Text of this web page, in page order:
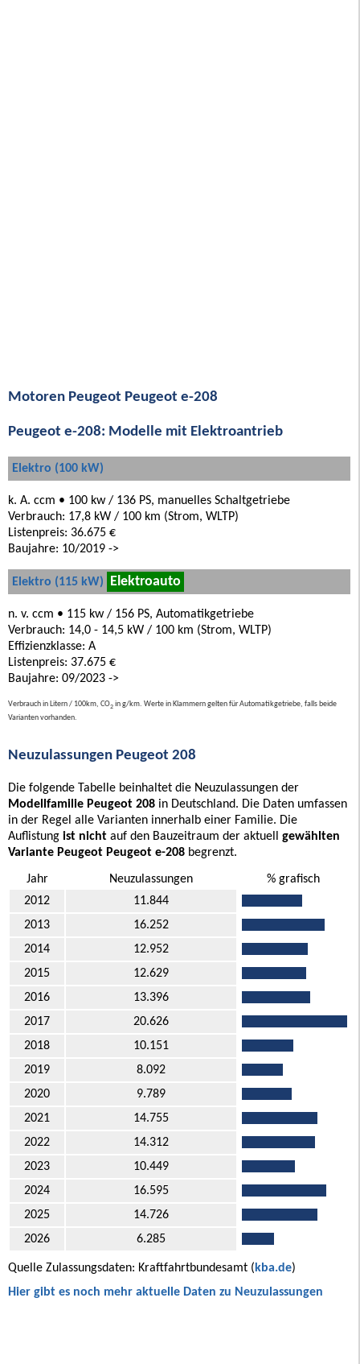
Motoren Peugeot Peugeot e-208
Peugeot e-208: Modelle mit Elektroantrieb
Elektro (100 kW)
k. A. ccm • 100 kw / 136 PS, manuelles Schaltgetriebe
Verbrauch: 17,8 kW / 100 km (Strom, WLTP)
Listenpreis: 36.675 €
Baujahre: 10/2019 ->
Elektro (115 kW) Elektroauto
n. v. ccm • 115 kw / 156 PS, Automatikgetriebe
Verbrauch: 14,0 - 14,5 kW / 100 km (Strom, WLTP)
Effizienzklasse: A
Listenpreis: 37.675 €
Baujahre: 09/2023 ->
Verbrauch in Litern / 100km, CO2 in g/km. Werte in Klammern gelten für Automatikgetriebe, falls beide
Varianten vorhanden.
Neuzulassungen Peugeot 208
Die folgende Tabelle beinhaltet die Neuzulassungen der
Modellfamilie Peugeot 208 in Deutschland. Die Daten umfassen
in der Regel alle Varianten innerhalb einer Familie. Die
Auflistung ist nicht auf den Bauzeitraum der aktuell gewählten
Variante Peugeot Peugeot e-208 begrenzt.
Jahr Neuzulassungen
% grafisch
2012
11.844
2013
16.252
2014
12.952
2015
12.629
2016
13.396
2017
20.626
2018
10.151
2019
8.092
2020
9.789
2021
14.755
2022
14.312
2023
10.449
2024
16.595
2025
14.726
2026
6.285
Quelle Zulassungsdaten: Kraftfahrtbundesamt (kba.de)
Hier gibt es noch mehr aktuelle Daten zu Neuzulassungen